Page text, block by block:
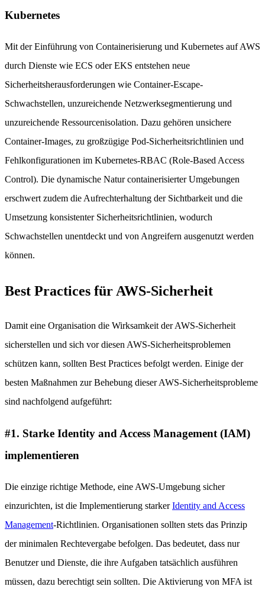
Kubernetes
Mit der Einführung von Containerisierung und Kubernetes auf AWS
durch Dienste wie ECS oder EKS entstehen neue
Sicherheitsherausforderungen wie Container-Escape-
Schwachstellen, unzureichende Netzwerksegmentierung und
unzureichende Ressourcenisolation. Dazu gehören unsichere
Container-Images, zu großzügige Pod-Sicherheitsrichtlinien und
Fehlkonfigurationen im Kubernetes-RBAC (Role-Based Access
Control). Die dynamische Natur containerisierter Umgebungen
erschwert zudem die Aufrechterhaltung der Sichtbarkeit und die
Umsetzung konsistenter Sicherheitsrichtlinien, wodurch
Schwachstellen unentdeckt und von Angreifern ausgenutzt werden
können.
Best Practices für AWS-Sicherheit
Damit eine Organisation die Wirksamkeit der AWS-Sicherheit
sicherstellen und sich vor diesen AWS-Sicherheitsproblemen
schützen kann, sollten Best Practices befolgt werden. Einige der
besten Maßnahmen zur Behebung dieser AWS-Sicherheitsprobleme
sind nachfolgend aufgeführt:
#1. Starke Identity and Access Management (IAM)
implementieren
Die einzige richtige Methode, eine AWS-Umgebung sicher
einzurichten, ist die Implementierung starkerIdentity and Access
Management-Richtlinien. Organisationen sollten stets das Prinzip
der minimalen Rechtevergabe befolgen. Das bedeutet, dass nur
Benutzer und Dienste, die ihre Aufgaben tatsächlich ausführen
müssen, dazu berechtigt sein sollten. Die Aktivierung von MFA ist